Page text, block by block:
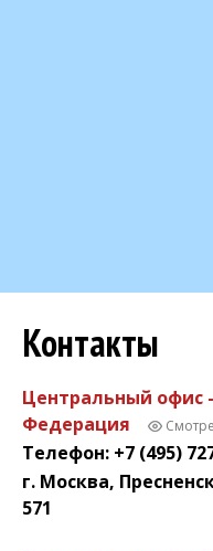
Контакты
Центральный офис
Федерация
Телефон: +7 (495)
г. Москва,
571